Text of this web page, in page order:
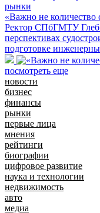
рынки
«Важно не количество
Ректор СПбГМТУ
перспективах
подготовке
посмотреть еще
новости
бизнес
финансы
рынки
первые лица
мнения
рейтинги
биографии
цифровое развитие
наука и технологии
недвижимость
авто
медиа